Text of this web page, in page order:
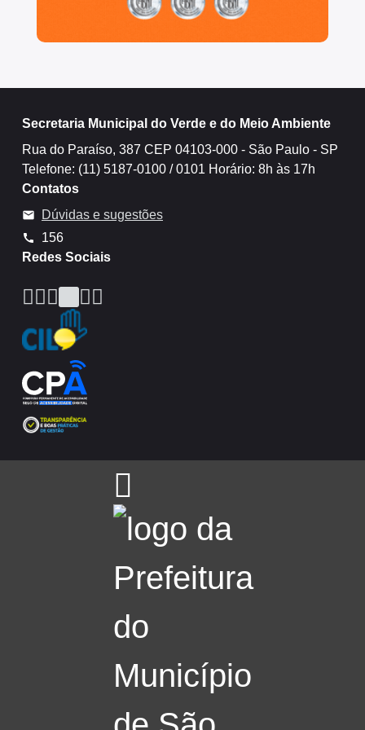
Defesa e Valorização Ambiental
TAC - Termo de Ajustamento de Conduta
Mudanças Climáticas
Comitê do Clima
Inventário de GEE
Plano de Ação Climática
Planos
Mata Atlântica
Arborização Urbana
Serviços Ambientais
Educação Ambiental
Município VerdeAzul
Secretaria Municipal do Verde e do Meio Ambiente
Rua do Paraíso, 387 CEP 04103-000 - São Paulo - SP
Telefone: (11) 5187-0100 / 0101 Horário: 8h às 17h
Contatos
mail Dúvidas e sugestões
call
156
Redes Sociais
Icone do LinkedIn
Icone do TikTok
Icone do YouTube
Icone do X
Icone do Instagram
Icone do Facebook